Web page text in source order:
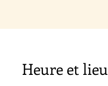
Heure et lieu